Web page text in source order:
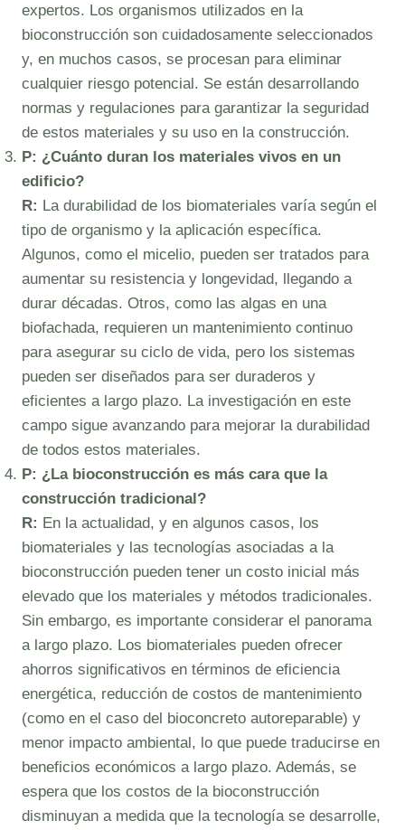
expertos. Los organismos utilizados en la
bioconstrucción son cuidadosamente seleccionados
y, en muchos casos, se procesan para eliminar
cualquier riesgo potencial. Se están desarrollando
normas y regulaciones para garantizar la seguridad
de estos materiales y su uso en la construcción.
P: ¿Cuánto duran los materiales vivos en un
edificio?
R: La durabilidad de los biomateriales varía según el
tipo de organismo y la aplicación específica.
Algunos, como el micelio, pueden ser tratados para
aumentar su resistencia y longevidad, llegando a
durar décadas. Otros, como las algas en una
biofachada, requieren un mantenimiento continuo
para asegurar su ciclo de vida, pero los sistemas
pueden ser diseñados para ser duraderos y
eficientes a largo plazo. La investigación en este
campo sigue avanzando para mejorar la durabilidad
de todos estos materiales.
P: ¿La bioconstrucción es más cara que la
construcción tradicional?
R: En la actualidad, y en algunos casos, los
biomateriales y las tecnologías asociadas a la
bioconstrucción pueden tener un costo inicial más
elevado que los materiales y métodos tradicionales.
Sin embargo, es importante considerar el panorama
a largo plazo. Los biomateriales pueden ofrecer
ahorros significativos en términos de eficiencia
energética, reducción de costos de mantenimiento
(como en el caso del bioconcreto autoreparable) y
menor impacto ambiental, lo que puede traducirse en
beneficios económicos a largo plazo. Además, se
espera que los costos de la bioconstrucción
disminuyan a medida que la tecnología se desarrolle,